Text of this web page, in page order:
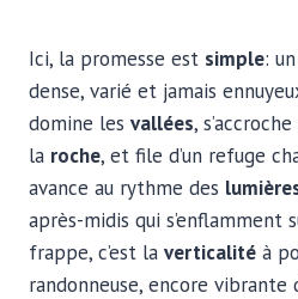
Ici, la promesse est simple:
dense, varié et jamais
domine les vallées,
la roche, et file d’un refuge
avance au rythme des
après-midis qui s’enflamment
frappe, c’est la verticalité à
randonneuse, encore vibrante